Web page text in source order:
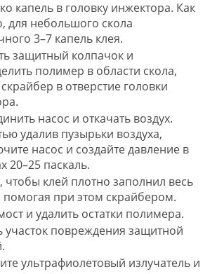
капель в головку инжектора. Как
для небольшого скола
3–7 капель клея.
защитный колпачок и
полимер в области скола,
в отверстие головки
насос и откачать воздух.
удалив пузырьки воздуха,
насос и создайте давление в
20–25 паскаль.
чтобы клей плотно заполнил весь
помогая при этом скрайбером.
и удалить остатки полимера.
участок повреждения защитной
ультрафиолетовый излучатель и